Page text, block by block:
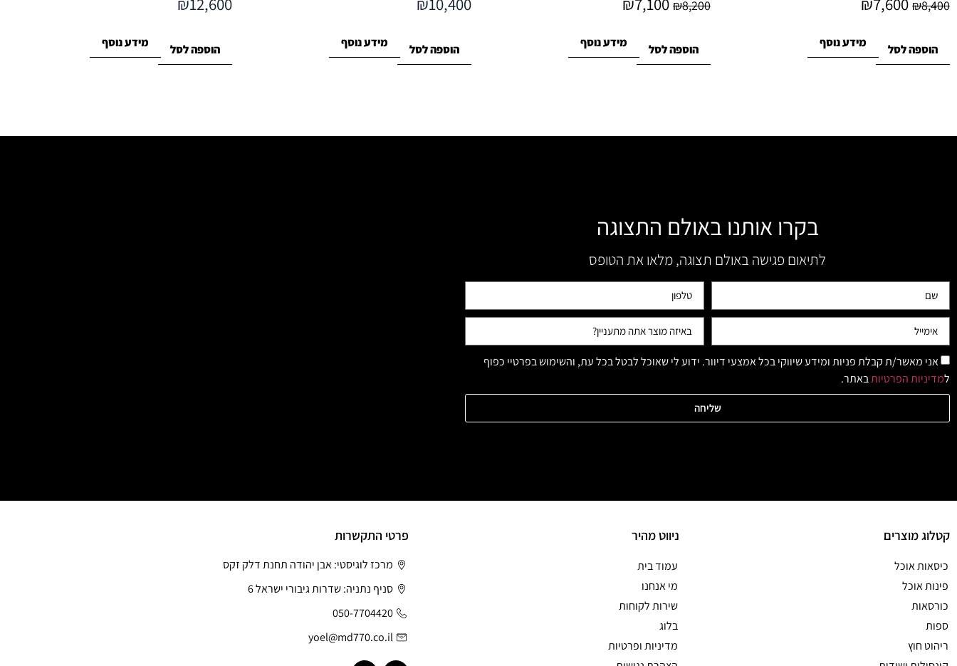
₪8,400
₪7,600
הוספה לסל מידע נוסף
₪8,200
₪7,100
הוספה לסל מידע נוסף
₪10,400
הוספה לסל מידע נוסף
₪12,600
הוספה לסל מידע נוסף
בקרו אותנו באולם התצוגה
לתיאום פגישה באולם תצוגה, מלאו את הטופס
אני מאשר/ת קבלת פניות ומידע שיווקי בכל אמצעי דיוור. ידוע לי שאוכל לבטל בכל עת, והשימוש בפרטיי כפוף
למדיניות הפרטיותבאתר.
שליחה
קטלוג מוצרים
כיסאות אוכל
פינות אוכל
כורסאות
ספות
ריהוט חוץ
ניווט מהיר
עמוד בית
מי אנחנו
שירות לקוחות
בלוג
מדיניות ופרטיות
פרטי התקשרות
מרכז לוגיסטי: אבן יהודה תחנת דלק זקס
סניף נתניה: שדרות גיבורי ישראל 6
050-7704420
yoel@md770.co.il